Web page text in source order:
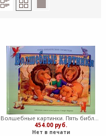
454.00 руб.
Нет в печати